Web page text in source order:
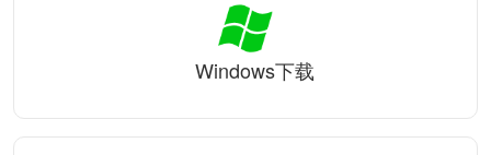
Windows下载